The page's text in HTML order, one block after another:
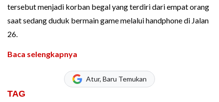
tersebut menjadi korban begal yang terdiri dari empat orang
saat sedang duduk bermain game melalui handphone di Jalan
26.
Baca selengkapnya
Atur, Baru Temukan
TAG